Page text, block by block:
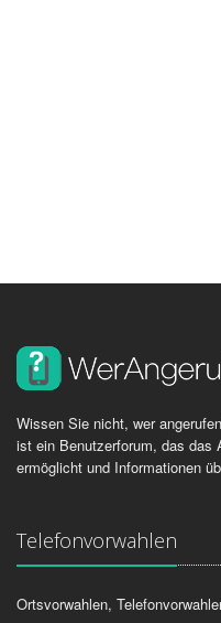
Wissen Sie nicht, wer
ist ein Benutzerforum, das das
ermöglicht und Informationen
Telefonvorwahlen
Ortsvorwahlen,